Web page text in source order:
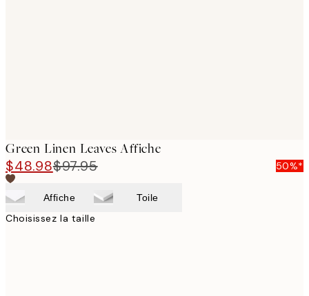
Green Linen Leaves Affiche
$48.98$97.95 50%*
Affiche Toile
Choisissez la taille